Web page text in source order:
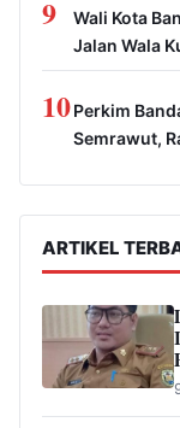
9
Wali Kota
Jalan Wala
10Perkim
Semrawut,
ARTIKEL